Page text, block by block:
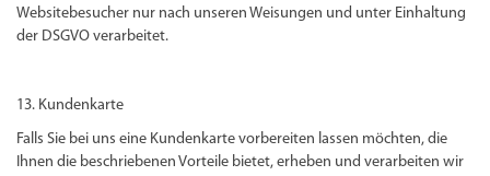
Websitebesucher nur nach unseren Weisungen und unter Einhaltung
der DSGVO verarbeitet.
13. Kundenkarte
Falls Sie bei uns eine Kundenkarte vorbereiten lassen möchten, die
Ihnen die beschriebenen Vorteile bietet, erheben und verarbeiten wir